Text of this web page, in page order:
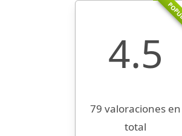
4.5
79 valoraciones en
total